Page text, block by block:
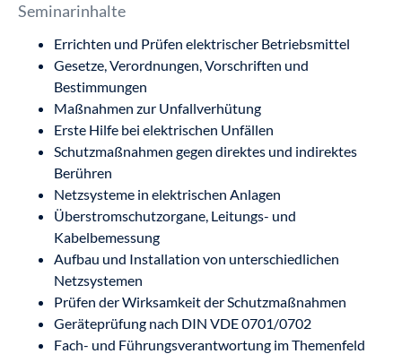
Seminarinhalte
Errichten und Prüfen elektrischer Betriebsmittel
Gesetze, Verordnungen, Vorschriften und
Bestimmungen
Maßnahmen zur Unfallverhütung
Erste Hilfe bei elektrischen Unfällen
Schutzmaßnahmen gegen direktes und indirektes
Berühren
Netzsysteme in elektrischen Anlagen
Überstromschutzorgane, Leitungs- und
Kabelbemessung
Aufbau und Installation von unterschiedlichen
Netzsystemen
Prüfen der Wirksamkeit der Schutzmaßnahmen
Geräteprüfung nach DIN VDE 0701/0702
Fach- und Führungsverantwortung im Themenfeld